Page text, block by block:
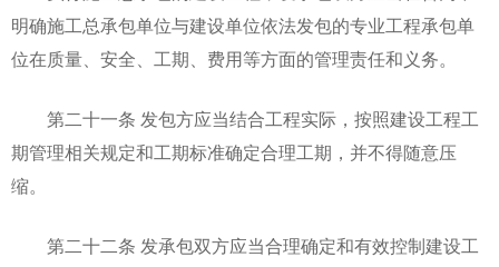
明确施工总承包单位与建设单位依法发包的专业工程承包单
位在质量、安全、工期、费用等方面的管理责任和义务。
第二十一条 发包方应当结合工程实际，按照建设工程工
期管理相关规定和工期标准确定合理工期，并不得随意压
缩。
第二十二条 发承包双方应当合理确定和有效控制建设工